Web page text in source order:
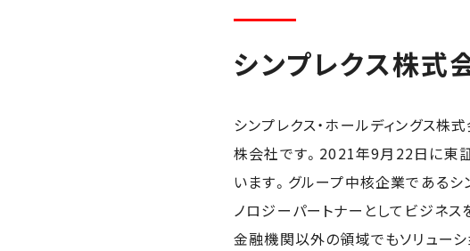
シンプレクス株式
シンプレクス・ホールディングス
株会社です。2021年9月22日に東
います。グループ中核企業である
ノロジーパートナーとしてビジネス
金融機関以外の領域でもソリュー